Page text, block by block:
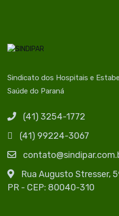
Sindicato dos Hospitais e
Saúde do Paraná
(41) 3254-1772
(41) 99224-3067
Rua Augusto Stresser,
PR - CEP: 80040-310